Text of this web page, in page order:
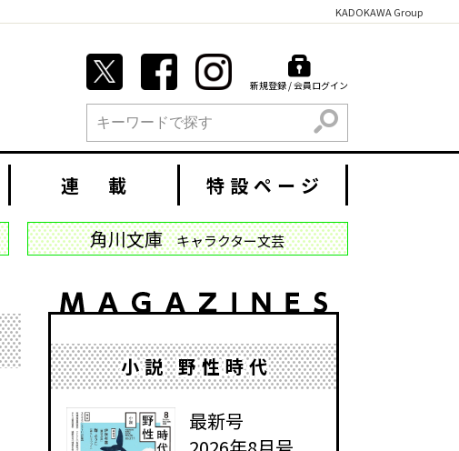
KADOKAWA Group
新規登録 / 会員ログイン
検索
連 載 特設ページ
角川文庫 キャラクター文芸
小説 野性時代
最新号